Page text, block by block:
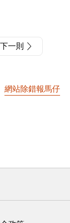
下一則
網站除錯報馬仔